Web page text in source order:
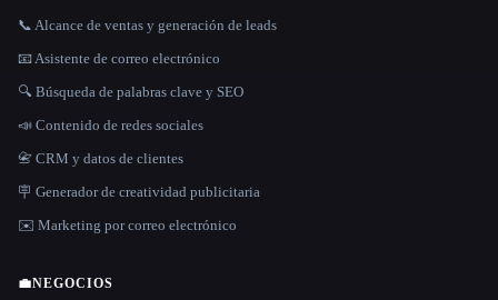
📞 Alcance de ventas y generación de leads
📧 Asistente de correo electrónico
🔍 Búsqueda de palabras clave y SEO
📣 Contenido de redes sociales
📇 CRM y datos de clientes
🪧 Generador de creatividad publicitaria
✉️ Marketing por correo electrónico
💼NEGOCIOS